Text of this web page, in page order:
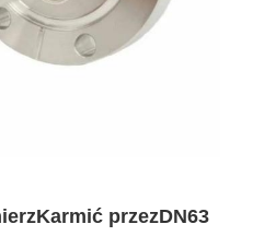
Karmić przezDN63